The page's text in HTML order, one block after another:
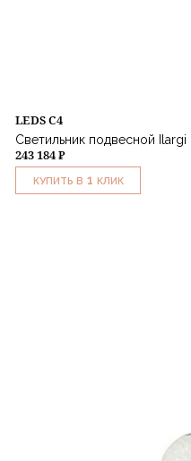
LEDS C4
Светильник подвесной
243 184 ₽
КУПИТЬ В 1 КЛИК